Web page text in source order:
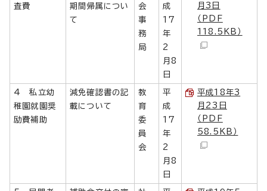
査費
期間帰属につい
て
会
事
務
局
成
17
年
2
月8
日
月3日
（PDF
118.5KB）
4 私立幼
稚園就園奨
励費補助
減免確認書の記
載について
教
育
委
員
会
平
成
17
年
2
月8
日
平成18年3
月23日
（PDF
58.5KB）